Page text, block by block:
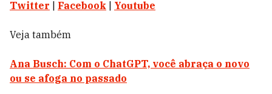
Twitter Facebook Youtube
Veja também
Ana Busch: Com o ChatGPT, você abraça o novo
ou se afoga no passado